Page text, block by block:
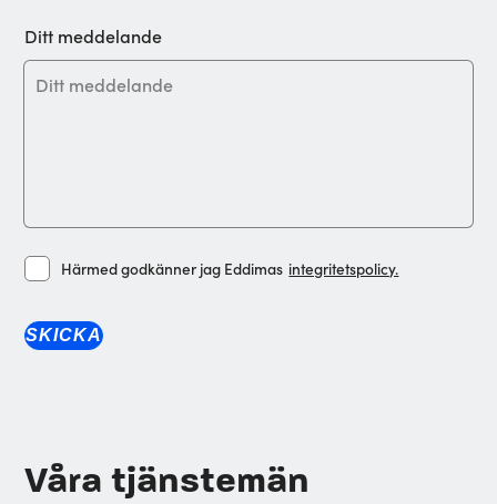
Ditt meddelande
Härmed godkänner jag Eddimas integritetspolicy.
Våra tjänstemän